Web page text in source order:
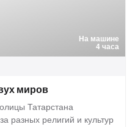
На машине
4 часа
миров
Татарстана
разных религий и культур